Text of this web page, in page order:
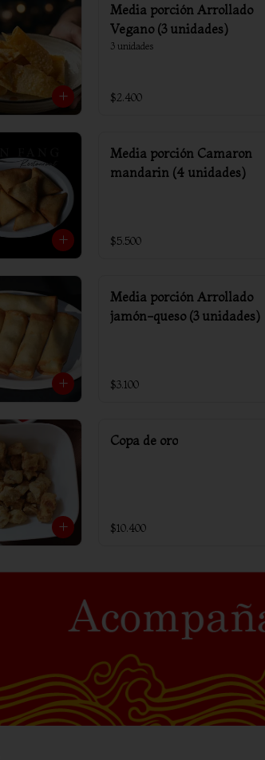
Media porción Arrollado
Vegano (3 unidades)
3 unidades
$2.400
Media porción Camaron
mandarin (4 unidades)
$5.500
Media porción Arrollado
jamón-queso (3 unidades)
$3.100
Copa de oro
$10.400